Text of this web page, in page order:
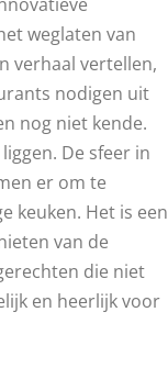
weglaten van
verhaal vertellen,
nodigen uit
nog niet kende.
De sfeer in
er om te
keuken. Het is een
van de
die niet
en heerlijk voor